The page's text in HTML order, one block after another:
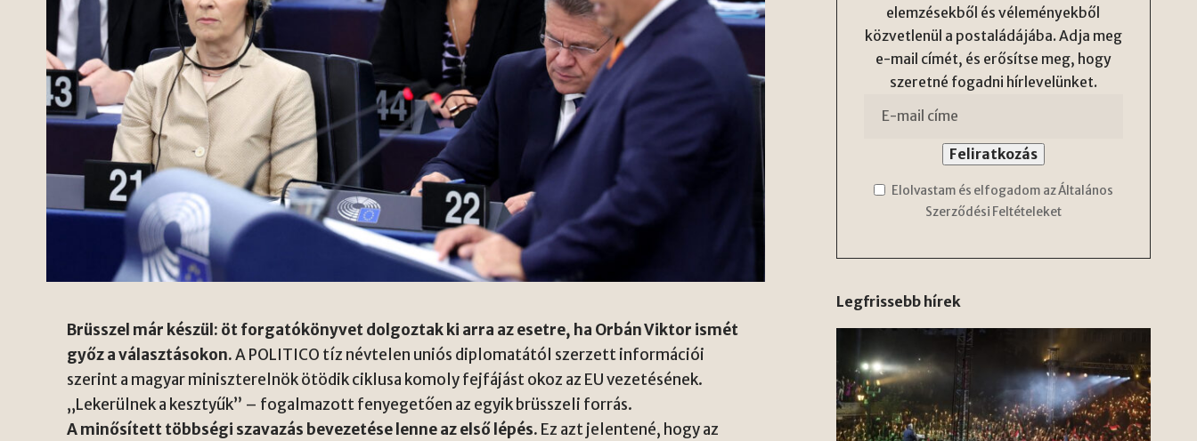
Brüsszel már készül: öt forgatókönyvet dolgoztak ki arra az esetre, ha Orbán Viktor ismét
győz a választásokon.A POLITICO tíz névtelen uniós diplomatától szerzett információi
szerint a magyar miniszterelnök ötödik ciklusa komoly fejfájást okoz az EU vezetésének.
„Lekerülnek a kesztyűk” – fogalmazott fenyegetően az egyik brüsszeli forrás.
A minősített többségi szavazás bevezetése lenne az első lépés. Ez azt jelentené, hogy az
elemzésekből és véleményekből
közvetlenül a postaládájába. Adja meg
e-mail címét, és erősítse meg, hogy
szeretné fogadni hírlevelünket.
Elolvastam és elfogadom az Általános
Szerződési Feltételeket
Legfrissebb hírek